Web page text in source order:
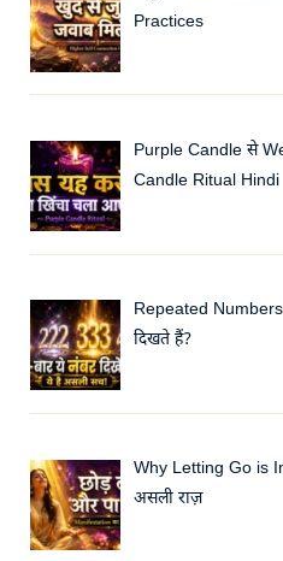
Practices
Purple Candle से
Candle Ritual Hindi
Repeated Numbers
दिखते हैं?
Why Letting Go is
असली राज़